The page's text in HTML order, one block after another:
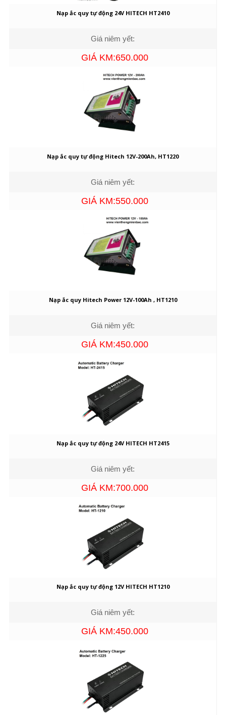
Nạp ắc quy tự động 24V HITECH HT2410
Giá niêm yết:
GIÁ KM:650.000
Nạp ắc quy tự động Hitech 12V-200Ah, HT1220
Giá niêm yết:
GIÁ KM:550.000
Nạp ắc quy Hitech Power 12V-100Ah , HT1210
Giá niêm yết:
GIÁ KM:450.000
Nạp ắc quy tự động 24V HITECH HT2415
Giá niêm yết:
GIÁ KM:700.000
Nạp ắc quy tự động 12V HITECH HT1210
Giá niêm yết:
GIÁ KM:450.000